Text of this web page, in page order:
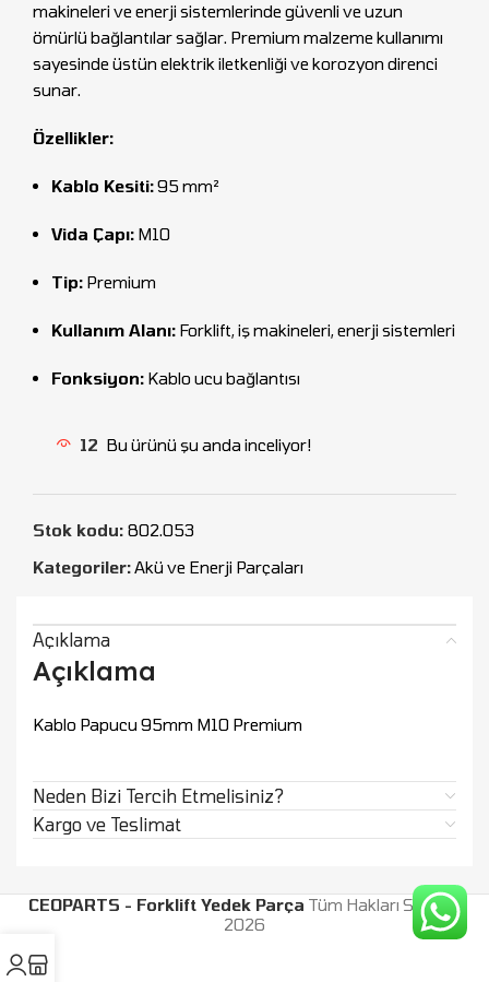
makineleri ve enerji sistemlerinde güvenli ve uzun
ömürlü bağlantılar sağlar. Premium malzeme kullanımı
sayesinde üstün elektrik iletkenliği ve korozyon direnci
sunar.
Özellikler:
Kablo Kesiti:95 mm²
Vida Çapı: M10
Tip: Premium
Kullanım Alanı: Forklift, iş makineleri, enerji sistemleri
Fonksiyon: Kablo ucu bağlantısı
12 Bu ürünü şu anda inceliyor!
Stok kodu: 802.053
Kategoriler:Akü ve Enerji Parçaları
Açıklama
Açıklama
Kablo Papucu 95mm M10 Premium
Neden Bizi Tercih Etmelisiniz?
Kargo ve Teslimat
CEOPARTS - Forklift Yedek Parça Tüm Hakları Saklıdır.
2026